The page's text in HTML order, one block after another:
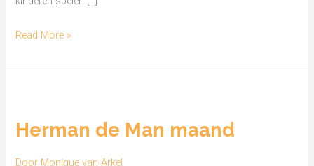
Read More »
Herman de Man maand
Door Monique van Arkel
Man